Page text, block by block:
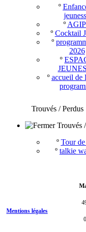
º
º
º Cocktail
º
2026
º
º accueil de
Trouvés / Perdus
Trouvés
º Tour de
º talkie
Mentions légales